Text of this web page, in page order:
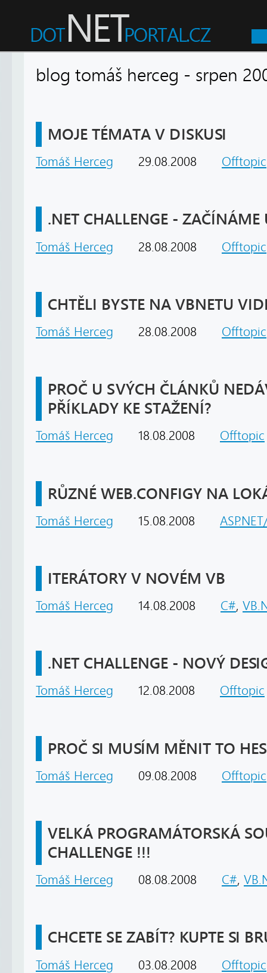
blog tomáš herceg - srpen
MOJE TÉMATA V DISKUSI
Tomáš Herceg 29.08.2008 Offtopic
.NET CHALLENGE - ZAČÍNÁME
Tomáš Herceg 28.08.2008 Offtopic
CHTĚLI BYSTE NA VBNETU
Tomáš Herceg 28.08.2008 Offtopic
PROČ U SVÝCH ČLÁNKŮ
PŘÍKLADY KE STAŽENÍ?
Tomáš Herceg 18.08.2008 Offtopic
RŮZNÉ WEB.CONFIGY NA
Tomáš Herceg 15.08.2008
ITERÁTORY V NOVÉM VB
Tomáš Herceg 14.08.2008 C#,
.NET CHALLENGE - NOVÝ
Tomáš Herceg 12.08.2008 Offtopic
PROČ SI MUSÍM MĚNIT TO
Tomáš Herceg 09.08.2008 Offtopic
VELKÁ PROGRAMÁTORSKÁ
CHALLENGE !!!
Tomáš Herceg 08.08.2008 C#,
CHCETE SE ZABÍT? KUPTE SI
Tomáš Herceg 03.08.2008 Offtopic